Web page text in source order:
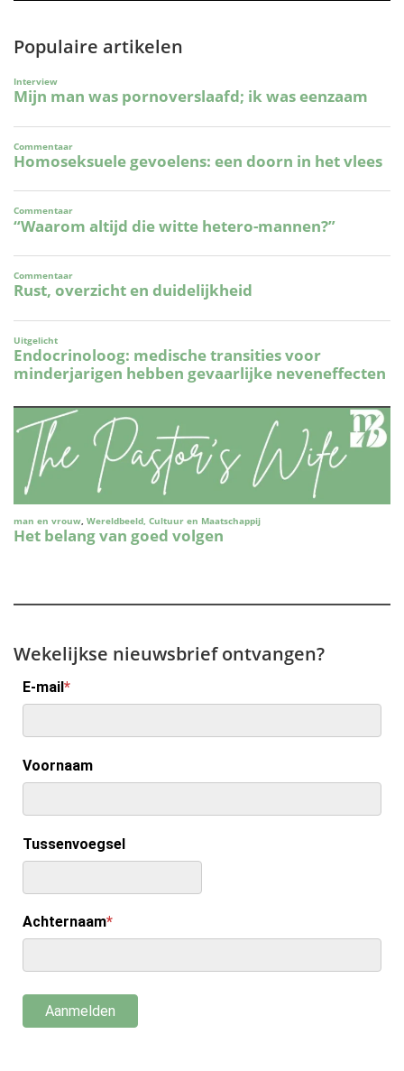
Populaire artikelen
Wekelijkse nieuwsbrief ontvangen?